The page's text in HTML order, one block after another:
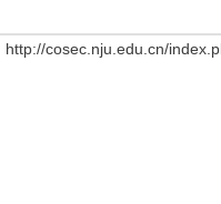
http://cosec.nju.edu.cn/